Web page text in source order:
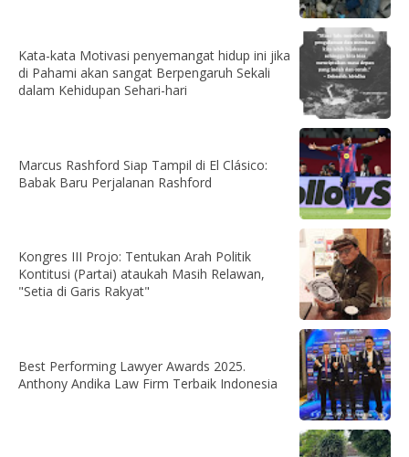
Kata-kata Motivasi penyemangat hidup ini jika
di Pahami akan sangat Berpengaruh Sekali
dalam Kehidupan Sehari-hari
Marcus Rashford Siap Tampil di El Clásico:
Babak Baru Perjalanan Rashford
Kongres III Projo: Tentukan Arah Politik
Kontitusi (Partai) ataukah Masih Relawan,
"Setia di Garis Rakyat"
Best Performing Lawyer Awards 2025.
Anthony Andika Law Firm Terbaik Indonesia